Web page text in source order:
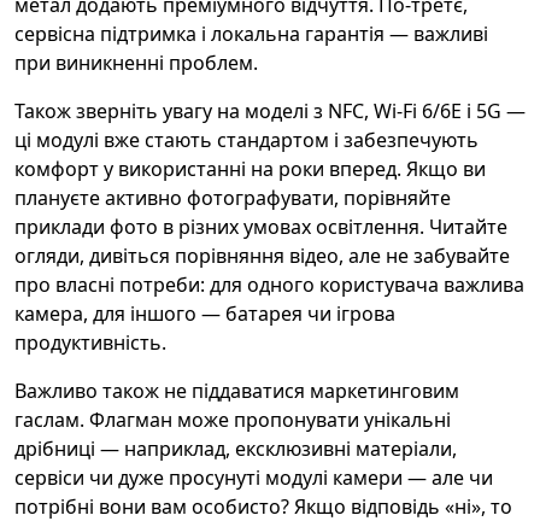
сервісна підтримка і локальна гарантія — важливі
при виникненні проблем.
Також зверніть увагу на моделі з NFC, Wi‑Fi 6/6E і 5G —
ці модулі вже стають стандартом і забезпечують
комфорт у використанні на роки вперед. Якщо ви
плануєте активно фотографувати, порівняйте
приклади фото в різних умовах освітлення. Читайте
огляди, дивіться порівняння відео, але не забувайте
про власні потреби: для одного користувача важлива
камера, для іншого — батарея чи ігрова
продуктивність.
Важливо також не піддаватися маркетинговим
гаслам. Флагман може пропонувати унікальні
дрібниці — наприклад, ексклюзивні матеріали,
сервіси чи дуже просунуті модулі камери — але чи
потрібні вони вам особисто? Якщо відповідь «ні», то